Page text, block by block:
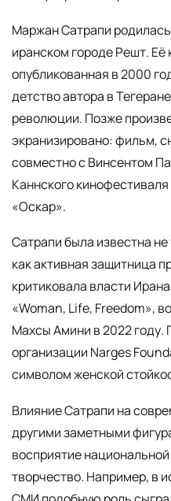
Маржан Сатрапи
иранском городе Решт. Её
опубликованная в 2000
детство автора в
революции. Позже
экранизировано: фильм,
совместно с Винсентом
Каннского
«Оскар».
Сатрапи была известна
как активная защитница
критиковала власти
«Woman, Life, Freedom»,
Махсы Амини в 2022 году.
организации Narges
символом женской
Влияние Сатрапи на
другими заметными
восприятие
творчество. Например, в